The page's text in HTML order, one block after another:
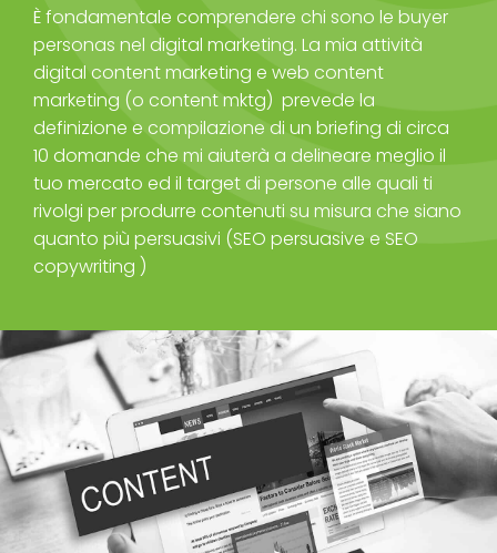
È fondamentale comprendere chi sono le buyer
personas nel digital marketing. La mia attività
digital content marketing e web content
marketing (o content mktg) prevede la
definizione e compilazione di un briefing di circa
10 domande che mi aiuterà a delineare meglio il
tuo mercato ed il target di persone alle quali ti
rivolgi per produrre contenuti su misura che siano
quanto più persuasivi (SEO persuasive e SEO
copywriting )